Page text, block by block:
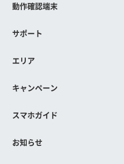
場合、当キャンペーンの対象外
たは割引等と併用することがで
お申し込みから契約まで数日
が予想されますので、期間に
ます。
1回線目のみとなります。
行、他社への乗り換え（
典の付与は終了し、翌月以降
ることがあります。
LINEMOベストプランV
動作確認端末
サポート
エリア
キャンペーン
スマホガイド
お知らせ